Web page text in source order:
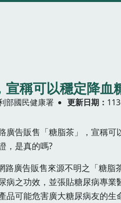
稱可以穩定降
部國民健康署 更新日期
廣告販售「糖脂茶」，宣稱
，是真的嗎?
路廣告販售來源不明之「糖脂
病之功效，並張貼糖尿病專
品可能危害廣大糖尿病友的